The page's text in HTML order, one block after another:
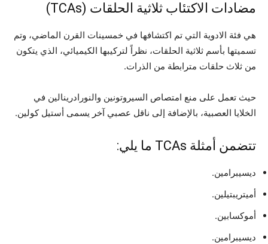
مضادات الاكتئاب ثلاثية الحلقات (TCAs)
هي فئة الادوية التي تم اكتشافها في خمسينات القرن الماضي، وتم
تسميتها بأسم ثلاثية الحلقات، نظراً لتركيبها الكيميائي، الذي يتكون
من ثلاث حلقات مترابطة من الذرات.
حيث تعمل على منع امتصاص السيروتونين والنورادرينالين في
الخلايا العصبية، بالإضافة إلى ناقل عصبي آخر يسمى أستيل كولين.
تتضمن أمثلة TCAs ما يلي:
ديسيبرامين.
أميتريبتيلين.
أموكسابين.
ديسيبرامين.